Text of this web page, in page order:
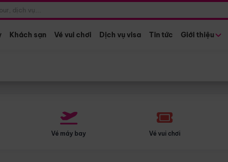
Khách sạn Vé vui chơi Dịch vụ visa Tin tức Giới thiệu
Vé máy bay Vé vui chơi